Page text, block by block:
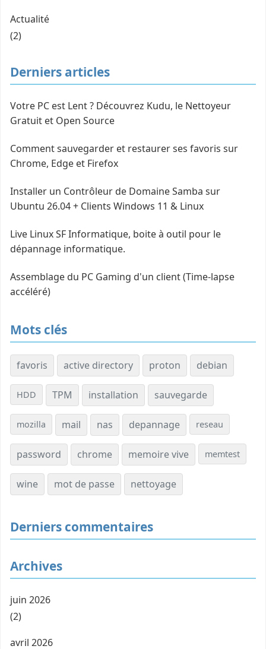
Actualité
(2)
Derniers articles
Votre PC est Lent ? Découvrez Kudu, le Nettoyeur
Gratuit et Open Source
Comment sauvegarder et restaurer ses favoris sur
Chrome, Edge et Firefox
Installer un Contrôleur de Domaine Samba sur
Ubuntu 26.04 + Clients Windows 11 & Linux
Live Linux SF Informatique, boite à outil pour le
dépannage informatique.
Assemblage du PC Gaming d'un client (Time-lapse
accéléré)
Mots clés
favoris active directory proton debian
HDD TPM installation sauvegarde
mozilla mail nas depannage reseau
password chrome memoire vive memtest
wine mot de passe nettoyage
Derniers commentaires
Archives
juin 2026
(2)
avril 2026